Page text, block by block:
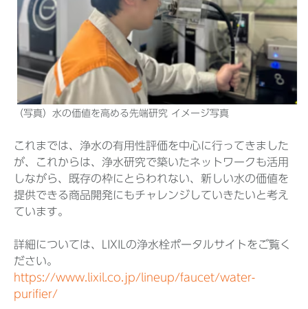
（写真）水の価値を高める先端研究 イメージ写真
これまでは、浄水の有用性評価を中心に行ってきました
が、これからは、浄水研究で築いたネットワークも活用
しながら、既存の枠にとらわれない、新しい水の価値を
提供できる商品開発にもチャレンジしていきたいと考え
ています。
詳細については、LIXILの浄水栓ポータルサイトをご覧く
ださい。
https://www.lixil.co.jp/lineup/faucet/water-
purifier/